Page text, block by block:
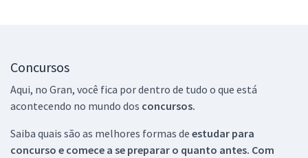
Concursos
Aqui, no Gran, você fica por dentro de tudo o que está
acontecendo no mundo dos concursos.
Saiba quais são as melhores formas de estudar para
concurso e comece a se preparar o quanto antes. Com